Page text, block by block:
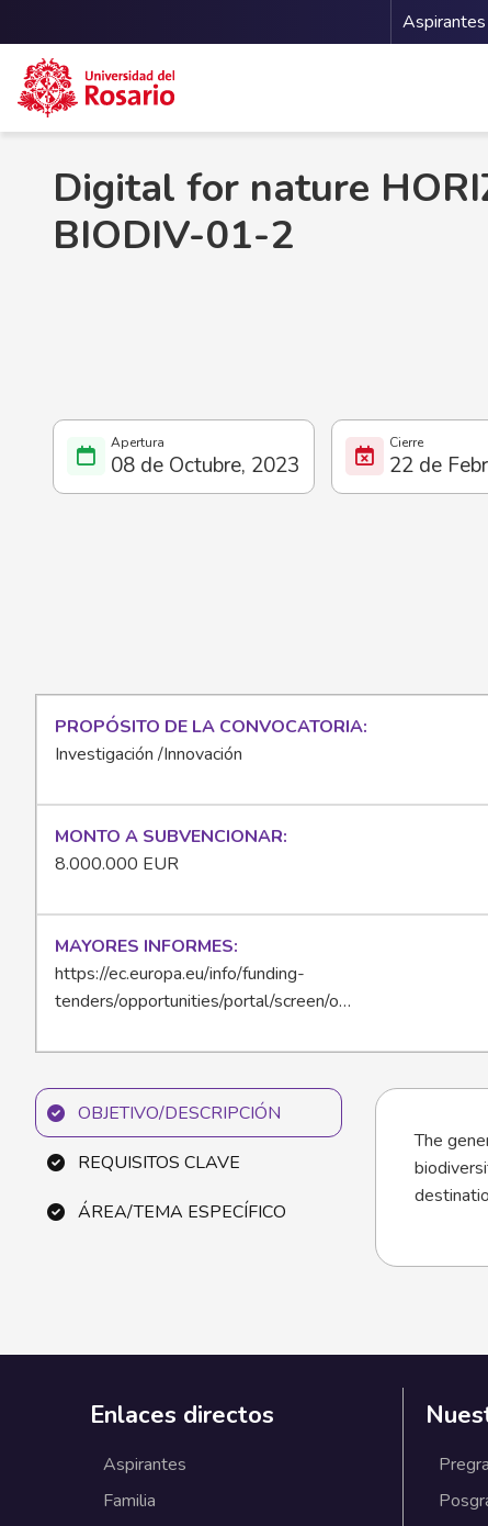
Aspirantes
08 de Octubre, 2023 22 de
Digital for nature
BIODIV-01-2
PROPÓSITO DE LA CONVOCATORIA
Investigación /Innovación
MONTO A SUBVENCIONAR
8.000.000 EUR
MAYORES INFORMES
https://ec.europa.eu/info/funding-
tenders/opportunities/portal/screen/o…
OBJETIVO/DESCRIPCIÓN
REQUISITOS CLAVE
ÁREA/TEMA ESPECÍFICO
The
Enlaces directos
Aspirantes
Familia